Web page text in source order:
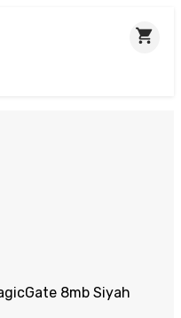
8mb Siyah